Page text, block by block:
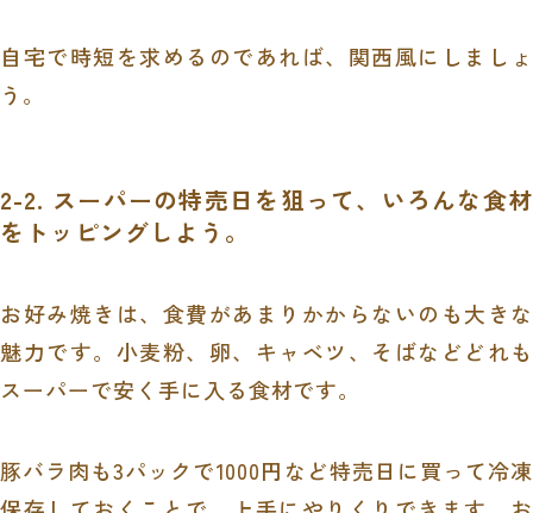
自宅で時短を求めるのであれば、関西風にしましょ
う。
2-2. スーパーの特売日を狙って、いろんな食材
をトッピングしよう。
お好み焼きは、食費があまりかからないのも大きな
魅力です。小麦粉、卵、キャベツ、そばなどどれも
スーパーで安く手に入る食材です。
豚バラ肉も3パックで1000円など特売日に買って冷凍